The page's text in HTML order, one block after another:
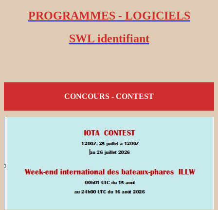
PROGRAMMES - LOGICIELS
SWL identifiant
CONCOURS - CONTEST